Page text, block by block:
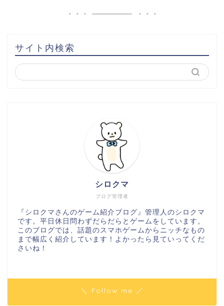
サイト内検索
ブログ管理者
シロクマ
『シロクマさんのゲーム紹介ブログ』管理人のシロクマ
です。平日休日問わずだらだらとゲームをしています。
このブログでは、話題のスマホゲームからニッチなもの
まで幅広く紹介しています！よかったら見ていってくだ
さいね！
＼ Follow me ／